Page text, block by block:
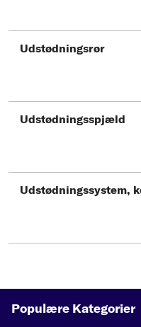
Udstødningsrør
Udstødningsspjæld
Udstødningssystem,
Populære Kategorier